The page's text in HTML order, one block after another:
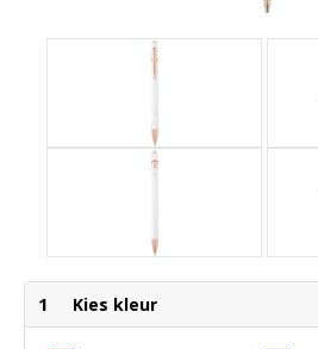
1 Kies kleur